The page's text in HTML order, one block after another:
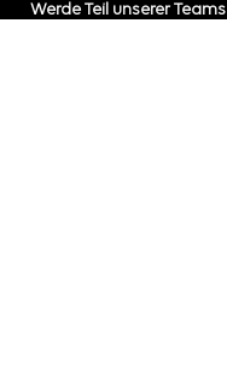
Werde Teil unserer Teams